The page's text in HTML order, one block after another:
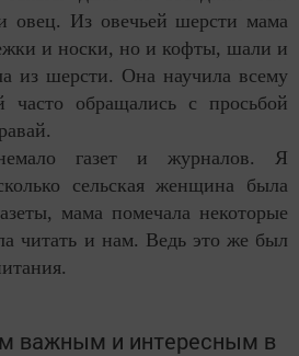
Из овечьей шерсти мама
и носки, но и кофты, шали и
из шерсти. Она научила всему
обращались с просьбой
газет и журналов. Я
сельская женщина была
мама помечала некоторые
читать и нам. Ведь это же был
важным и интересным в